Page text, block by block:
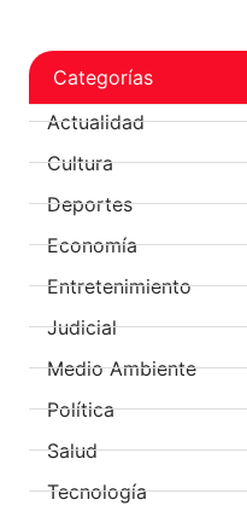
Categorías
Actualidad
Cultura
Deportes
Economía
Entretenimiento
Judicial
Medio Ambiente
Política
Salud
Tecnología